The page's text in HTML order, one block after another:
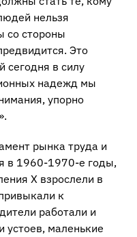
нельзя
со стороны
Это
сегодня в силу
надежд мы
упорно
рынка труда и
в 1960-1970-е годы,
Х взрослели в
к
работали и
устоев, маленькие